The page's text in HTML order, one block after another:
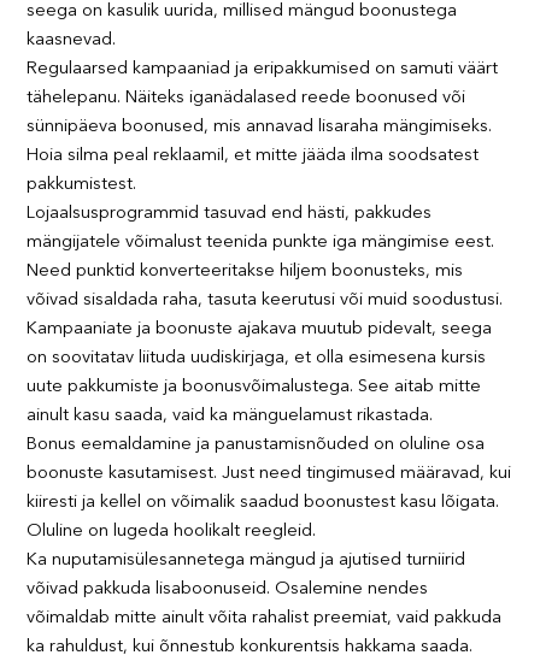
seega on kasulik uurida, millised mängud boonustega
kaasnevad.
Regulaarsed kampaaniad ja eripakkumised on samuti väärt
tähelepanu. Näiteks iganädalased reede boonused või
sünnipäeva boonused, mis annavad lisaraha mängimiseks.
Hoia silma peal reklaamil, et mitte jääda ilma soodsatest
pakkumistest.
Lojaalsusprogrammid tasuvad end hästi, pakkudes
mängijatele võimalust teenida punkte iga mängimise eest.
Need punktid konverteeritakse hiljem boonusteks, mis
võivad sisaldada raha, tasuta keerutusi või muid soodustusi.
Kampaaniate ja boonuste ajakava muutub pidevalt, seega
on soovitatav liituda uudiskirjaga, et olla esimesena kursis
uute pakkumiste ja boonusvõimalustega. See aitab mitte
ainult kasu saada, vaid ka mänguelamust rikastada.
Bonus eemaldamine ja panustamisnõuded on oluline osa
boonuste kasutamisest. Just need tingimused määravad, kui
kiiresti ja kellel on võimalik saadud boonustest kasu lõigata.
Oluline on lugeda hoolikalt reegleid.
Ka nuputamisülesannetega mängud ja ajutised turniirid
võivad pakkuda lisaboonuseid. Osalemine nendes
võimaldab mitte ainult võita rahalist preemiat, vaid pakkuda
ka rahuldust, kui õnnestub konkurentsis hakkama saada.